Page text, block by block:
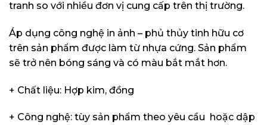
tranh so với nhiều đơn vị cung cấp trên thị trường.
Áp dụng công nghệ in ảnh – phủ thủy tinh hữu cơ
trên sản phẩm được làm từ nhựa cứng. Sản phẩm
sẽ trở nên bóng sáng và có màu bắt mắt hơn.
+ Chất liệu: Hợp kim, đồng
+ Công nghệ: tùy sản phẩm theo yêu cầu hoặc dập